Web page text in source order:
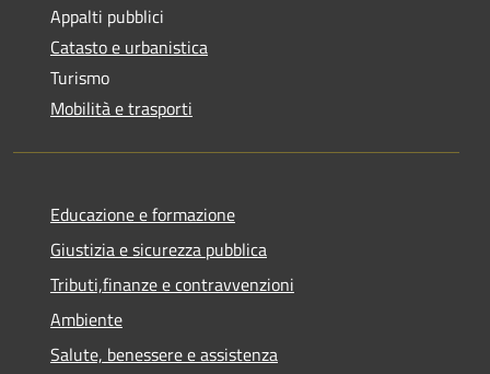
Appalti pubblici
Catasto e urbanistica
Turismo
Mobilità e trasporti
Educazione e formazione
Giustizia e sicurezza pubblica
Tributi,finanze e contravvenzioni
Ambiente
Salute, benessere e assistenza